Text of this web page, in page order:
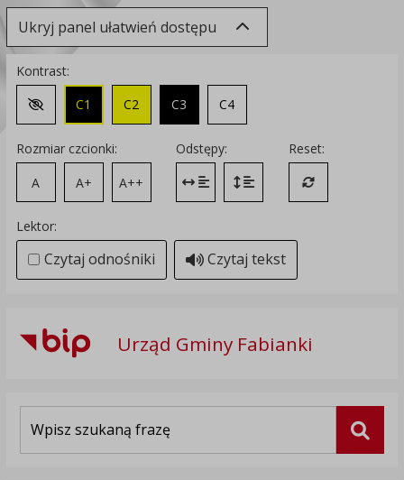
Ukryj panel ułatwień dostępu
Kontrast:
Zmień kontrast na domyślny
C1 C2 C3 C4
Rozmiar czcionki:
A
A+ A++
Odstępy:
Zmień odstęp między literami
Zmień interlinię i margines
Reset:
Przywróć
Lektor:
Czytaj odnośniki Czytaj tekst
Urząd Gminy Fabianki